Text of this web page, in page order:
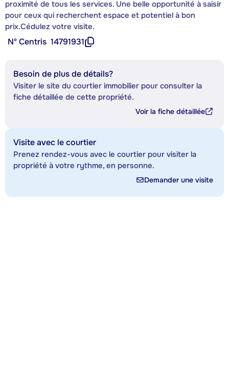
proximité de tous les services. Une belle opportunité à saisir
pour ceux qui recherchent espace et potentiel à bon
prix.Cédulez votre visite.
Nº Centris 14791931
Besoin de plus de détails?
Visiter le site du courtier immobilier pour consulter la
fiche détaillée de cette propriété.
Voir la fiche détaillée
Visite avec le courtier
Prenez rendez-vous avec le courtier pour visiter la
propriété à votre rythme, en personne.
Demander une visite